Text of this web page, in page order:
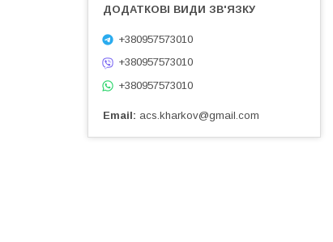
+380957573010
+380957573010
+380957573010
Email acs.kharkov@gmail.com